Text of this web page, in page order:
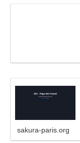
sakura-paris.org